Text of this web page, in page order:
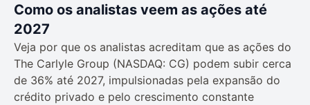
Como os analistas veem as ações até
2027
Veja por que os analistas acreditam que as ações do
The Carlyle Group (NASDAQ: CG) podem subir cerca
de 36% até 2027, impulsionadas pela expansão do
crédito privado e pelo crescimento constante